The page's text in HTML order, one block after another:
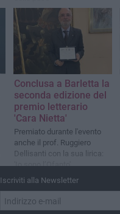
Conclusa a Barletta la
seconda edizione del
premio letterario
'Cara Nietta'
Premiato durante l'evento
anche il prof. Ruggiero
Dellisanti con la sua lirica:
'Io sono l’Ofanto'
Iscriviti alla Newsletter